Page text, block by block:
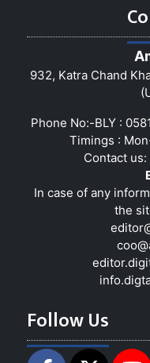
932, Katra Chand
Phone No:-BLY :
Timings :
Contact us:
In case of any
the
Follow Us